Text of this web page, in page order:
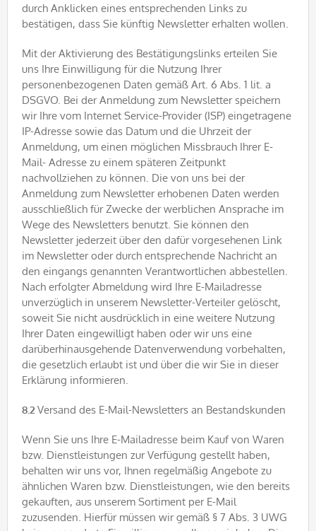
durch Anklicken eines entsprechenden Links zu
bestätigen, dass Sie künftig Newsletter erhalten wollen.
Mit der Aktivierung des Bestätigungslinks erteilen Sie
uns Ihre Einwilligung für die Nutzung Ihrer
personenbezogenen Daten gemäß Art. 6 Abs. 1 lit. a
DSGVO. Bei der Anmeldung zum Newsletter speichern
wir Ihre vom Internet Service-Provider (ISP) eingetragene
IP-Adresse sowie das Datum und die Uhrzeit der
Anmeldung, um einen möglichen Missbrauch Ihrer E-
Mail- Adresse zu einem späteren Zeitpunkt
nachvollziehen zu können. Die von uns bei der
Anmeldung zum Newsletter erhobenen Daten werden
ausschließlich für Zwecke der werblichen Ansprache im
Wege des Newsletters benutzt. Sie können den
Newsletter jederzeit über den dafür vorgesehenen Link
im Newsletter oder durch entsprechende Nachricht an
den eingangs genannten Verantwortlichen abbestellen.
Nach erfolgter Abmeldung wird Ihre E-Mailadresse
unverzüglich in unserem Newsletter-Verteiler gelöscht,
soweit Sie nicht ausdrücklich in eine weitere Nutzung
Ihrer Daten eingewilligt haben oder wir uns eine
darüberhinausgehende Datenverwendung vorbehalten,
die gesetzlich erlaubt ist und über die wir Sie in dieser
Erklärung informieren.
8.2 Versand des E-Mail-Newsletters an Bestandskunden
Wenn Sie uns Ihre E-Mailadresse beim Kauf von Waren
bzw. Dienstleistungen zur Verfügung gestellt haben,
behalten wir uns vor, Ihnen regelmäßig Angebote zu
ähnlichen Waren bzw. Dienstleistungen, wie den bereits
gekauften, aus unserem Sortiment per E-Mail
zuzusenden. Hierfür müssen wir gemäß § 7 Abs. 3 UWG